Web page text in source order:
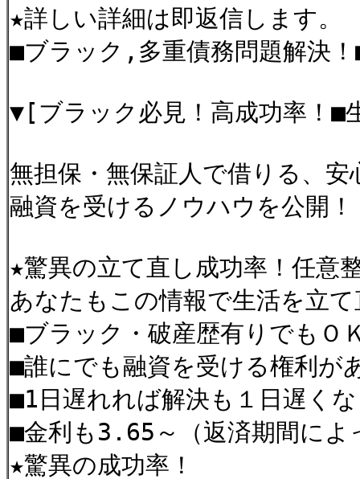
★詳しい詳細は即返信します。
■ブラック,多重債務問題解
▼[ブラック必見！高成功率！■
無担保・無保証人で借りる、安
融資を受けるノウハウを公開！
★驚異の立て直し成功率！任意
あなたもこの情報で生活を立
■ブラック・破産歴有りでもＯ
■誰にでも融資を受ける権利が
■1日遅れれば解決も１日遅く
■金利も3.65～（返済期間によ
★驚異の成功率！